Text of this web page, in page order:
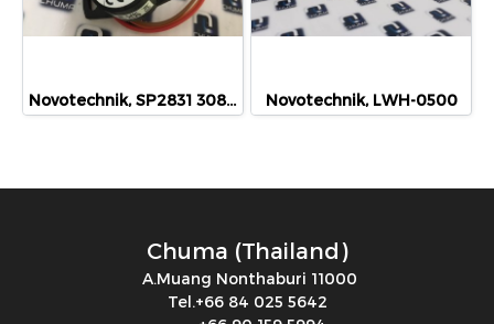
Novotechnik, SP2831 308 000 001 Novotechnik, LWH-0500
Chuma (Thailand)
A.Muang Nonthaburi 11000
Tel.+66 84 025 5642